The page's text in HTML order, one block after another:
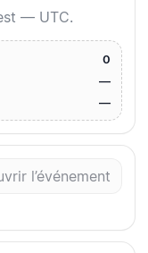
— UTC.
0
—
—
l’événement